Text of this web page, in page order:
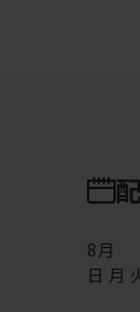
8月
日 月